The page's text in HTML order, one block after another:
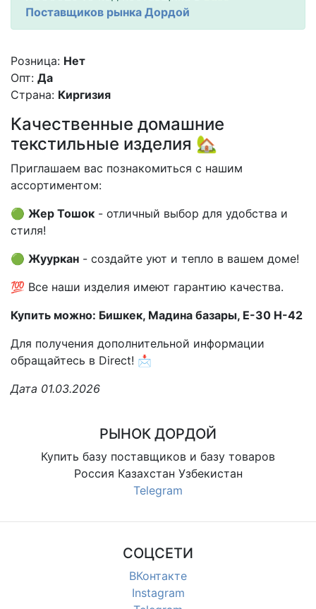
Поставщиков рынка Дордой
Розница: Нет
Опт: Да
Страна: Киргизия
Качественные домашние
текстильные изделия 🏡
Приглашаем вас познакомиться с нашим
ассортиментом:
🟢 Жер Тошок - отличный выбор для удобства и
стиля!
🟢 Жууркан - создайте уют и тепло в вашем доме!
💯 Все наши изделия имеют гарантию качества.
Купить можно: Бишкек, Мадина базары, Е-30 Н-42
Для получения дополнительной информации
обращайтесь в Direct! 📩
Дата 01.03.2026
РЫНОК ДОРДОЙ
Купить базу поставщиков и базу товаров
Россия Казахстан Узбекистан
Telegram
СОЦСЕТИ
ВКонтакте
Instagram